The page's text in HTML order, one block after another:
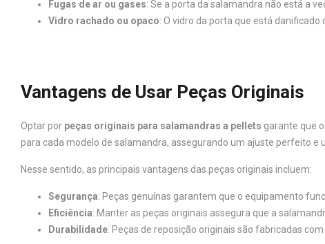
Fugas de ar ou gases: Se a porta da salamandra não está a
Vidro rachado ou opaco: O vidro da porta que está
Vantagens de Usar Peças Originais
Optar por peças originais para salamandras a pellets garante que
para cada modelo de salamandra, assegurando um ajuste perfeito e
Nesse sentido, as principais vantagens das peças originais incluem:
Segurança: Peças genuínas garantem que o equipamento
Eficiência: Manter as peças originais assegura que a
Durabilidade: Peças de reposição originais são fabricadas